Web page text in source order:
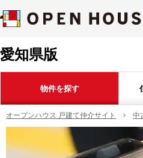
愛知県版
物件を探す
オープンハウス 戸建て仲介サイト 中